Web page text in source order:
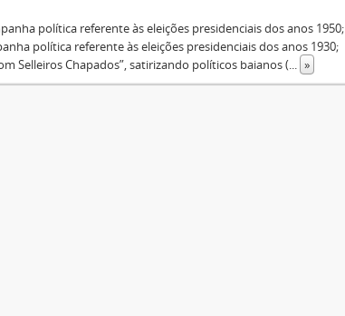
política referente às eleições presidenciais dos anos 1950;
política referente às eleições presidenciais dos anos 1930;
Selleiros Chapados”, satirizando políticos baianos (... »